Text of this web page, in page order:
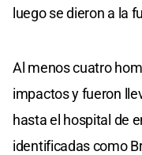
luego se dieron a la
Al menos cuatro
impactos y fueron
hasta el hospital de
identificadas como